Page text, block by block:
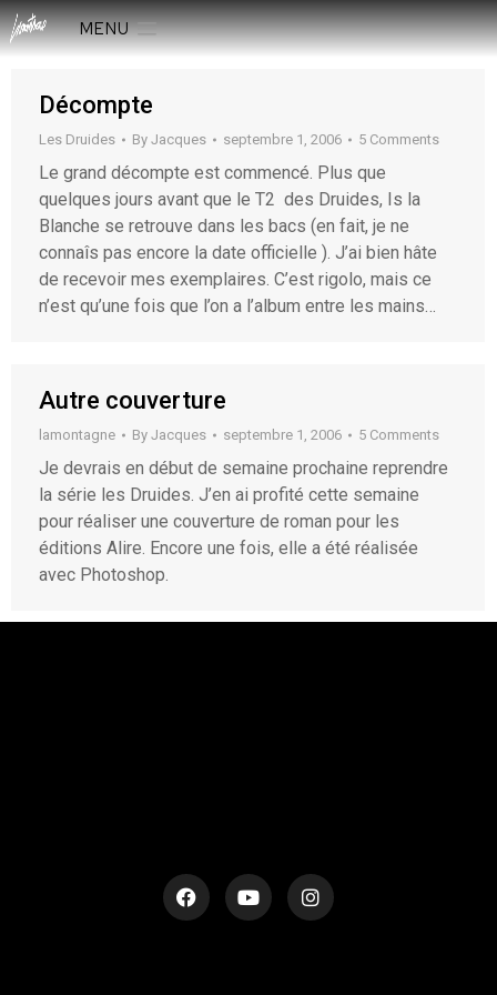
MENU
Décompte
Les Druides By Jacques septembre 1, 2006 5 Comments
Le grand décompte est commencé. Plus que
quelques jours avant que le T2 des Druides, Is la
Blanche se retrouve dans les bacs (en fait, je ne
connaîs pas encore la date officielle ). J’ai bien hâte
de recevoir mes exemplaires. C’est rigolo, mais ce
n’est qu’une fois que l’on a l’album entre les mains…
Autre couverture
lamontagne By Jacques septembre 1, 2006 5 Comments
Je devrais en début de semaine prochaine reprendre
la série les Druides. J’en ai profité cette semaine
pour réaliser une couverture de roman pour les
éditions Alire. Encore une fois, elle a été réalisée
avec Photoshop.